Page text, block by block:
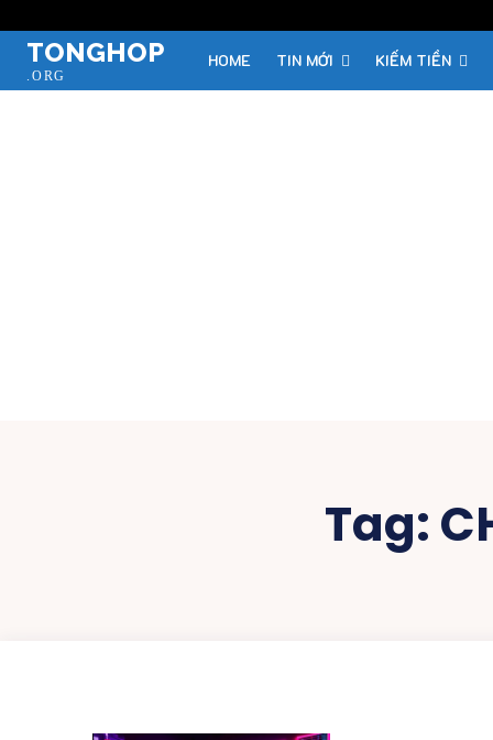
TONGHOP
.ORG
HOME TIN MỚI KIẾM TIỀN
Tag: